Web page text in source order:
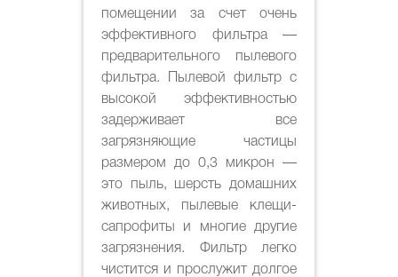
помещении за счет очень
эффективного фильтра —
предварительного пылевого
фильтра. Пылевой фильтр с
высокой эффективностью
задерживает все
загрязняющие частицы
размером до 0,3 микрон —
это пыль, шерсть домашних
животных, пылевые клещи-
сапрофиты и многие другие
загрязнения. Фильтр легко
чистится и прослужит долгое